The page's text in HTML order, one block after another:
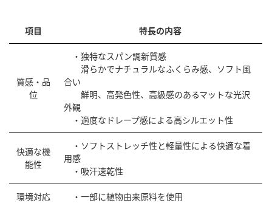
項目 特長の内容
質感・品
位
・独特なスパン調新質感
滑らかでナチュラルなふくらみ感、ソフト風
合い
鮮明、高発色性、高級感のあるマットな光沢
外観
・適度なドレープ感による高シルエット性
快適な機
能性
・ソフトストレッチ性と軽量性による快適な着
用感
・吸汗速乾性
環境対応 ・一部に植物由来原料を使用